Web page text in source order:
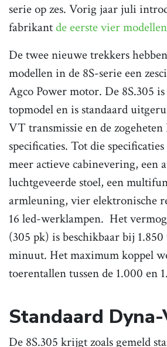
serie op zes. Vorig jaar juli
fabrikantde eerste vier modellen
De twee nieuwe trekkers
modellen in de 8S-serie een
Agco Power motor. De 8S.305
topmodel en is standaard
VT transmissie en de zogeheten
specificaties. Tot die
meer actieve cabinevering, een
luchtgeveerde stoel, een
armleuning, vier elektronische
16 led-werklampen. Het
(305 pk) is beschikbaar bij
minuut. Het maximum koppel
toerentallen tussen de 1.000 en
Standaard
De 8S.305 krijgt zoals gemeld